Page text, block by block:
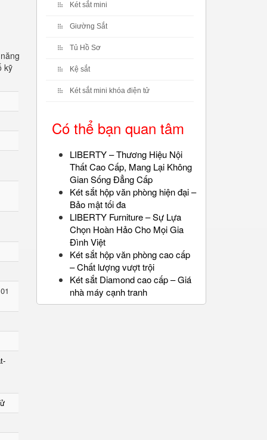
kỹ
Két sắt mini
Giường Sắt
Tủ Hồ Sơ
Kệ sắt
Két sắt mini khóa điện tử
Có thể bạn quan tâm
LIBERTY – Thương Hiệu Nội
Thất Cao Cấp, Mang Lại Không
Gian Sống Đẳng Cấp
Két sắt hộp văn phòng hiện đại –
Bảo mật tối đa
LIBERTY Furniture – Sự Lựa
Chọn Hoàn Hảo Cho Mọi Gia
Đình Việt
Két sắt hộp văn phòng cao cấp
– Chất lượng vượt trội
Két sắt Diamond cao cấp – Giá
nhà máy cạnh tranh